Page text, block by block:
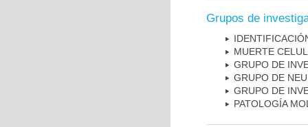
Grupos de
MUERTE
GRUPO DE
GRUPO DE
GRUPO DE
PATOLOGÍA